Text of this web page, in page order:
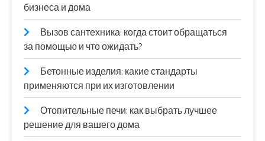
бизнеса и дома
Вызов сантехника: когда стоит обращаться
за помощью и что ожидать?
Бетонные изделия: какие стандарты
применяются при их изготовлении
Отопительные печи: как выбрать лучшее
решение для вашего дома